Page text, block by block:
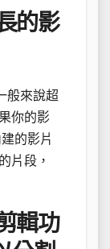
的影
般來說超
你的影
的影片
片段，
輯功